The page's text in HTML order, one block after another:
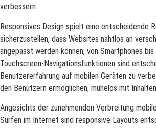
verbessern.
Responsives Design spielt eine entscheidende
sicherzustellen, dass Websites nahtlos an
angepasst werden können, von Smartphones bis
Touchscreen-Navigationsfunktionen sind
Benutzererfahrung auf mobilen Geräten zu
den Benutzern ermöglichen, mühelos mit
Angesichts der zunehmenden Verbreitung
Surfen im Internet sind responsive Layouts